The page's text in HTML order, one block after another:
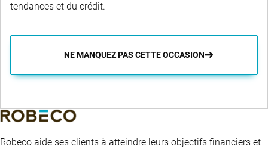
tendances et du crédit.
NE MANQUEZ PAS CETTE OCCASION
Robeco aide ses clients à atteindre leurs objectifs financiers et